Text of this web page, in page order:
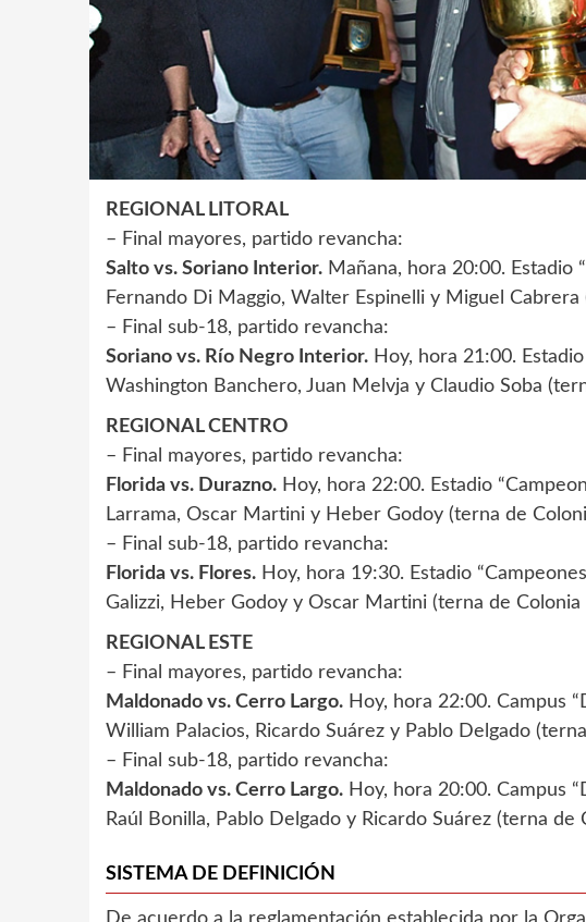
REGIONAL LITORAL
– Final mayores, partido revancha:
Salto vs. Soriano Interior. Mañana, hora 20:00. Estadio
Fernando Di Maggio, Walter Espinelli y Miguel Cabrera
– Final sub-18, partido revancha:
Soriano vs. Río Negro Interior. Hoy, hora 21:00.
Washington Banchero, Juan Melvja y Claudio Soba
REGIONAL CENTRO
– Final mayores, partido revancha:
Florida vs. Durazno. Hoy, hora 22:00. Estadio
Larrama, Oscar Martini y Heber Godoy (terna de
– Final sub-18, partido revancha:
Florida vs. Flores. Hoy, hora 19:30. Estadio
Galizzi, Heber Godoy y Oscar Martini (terna de Colonia
REGIONAL ESTE
– Final mayores, partido revancha:
Maldonado vs. Cerro Largo. Hoy, hora 22:00. Campus
William Palacios, Ricardo Suárez y Pablo Delgado
– Final sub-18, partido revancha:
Maldonado vs. Cerro Largo. Hoy, hora 20:00. Campus
Raúl Bonilla, Pablo Delgado y Ricardo Suárez (terna de
SISTEMA DE DEFINICIÓN